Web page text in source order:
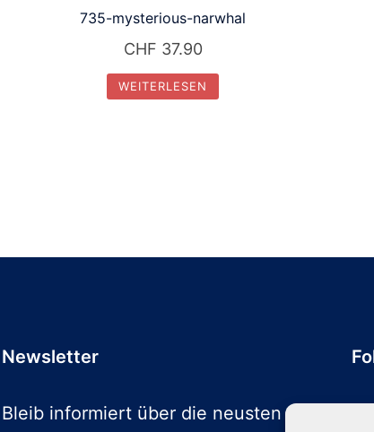
735-mysterious-narwhal
CHF 37.90
WEITERLESEN
Newsletter
Bleib informiert über die neusten